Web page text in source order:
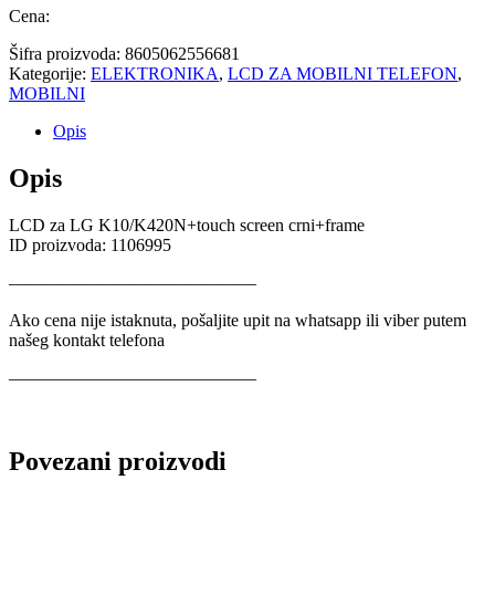
Cena:
Šifra proizvoda: 8605062556681
Kategorije: ELEKTRONIKA, LCD ZA MOBILNI TELEFON,
MOBILNI
Opis
Opis
LCD za LG K10/K420N+touch screen crni+frame
ID proizvoda: 1106995
——————————————
Ako cena nije istaknuta, pošaljite upit na whatsapp ili viber putem
našeg kontakt telefona
——————————————
Povezani proizvodi